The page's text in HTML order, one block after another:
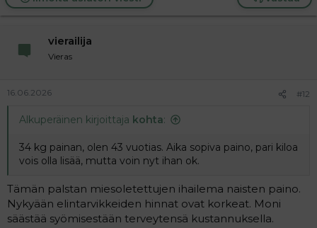
vierailija
Vieras
16.06.2026 #12
Alkuperäinen kirjoittaja kohta:
34 kg painan, olen 43 vuotias. Aika sopiva paino, pari kiloa
vois olla lisää, mutta voin nyt ihan ok.
Tämän palstan miesoletettujen ihailema naisten paino.
Nykyään elintarvikkeiden hinnat ovat korkeat. Moni
säästää syömisestään terveytensä kustannuksella.